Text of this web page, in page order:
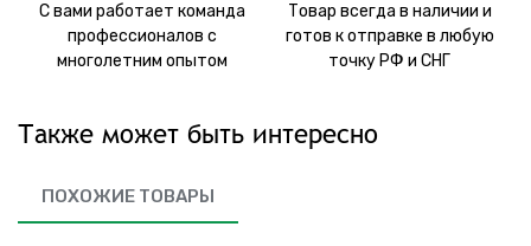
С вами работает команда
профессионалов с
многолетним опытом
Товар всегда в наличии и
готов к отправке в любую
точку РФ и СНГ
Также может быть интересно
ПОХОЖИЕ ТОВАРЫ